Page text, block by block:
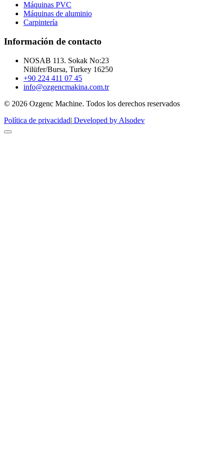
Máquinas PVC
Máquinas de aluminio
Carpintería
Información de contacto
NOSAB 113. Sokak No:23
Nilüfer/Bursa, Turkey 16250
+90 224 411 07 45
info@ozgencmakina.com.tr
© 2026 Ozgenc Machine. Todos los derechos reservados
Política de privacidad| Developed by Alsodev